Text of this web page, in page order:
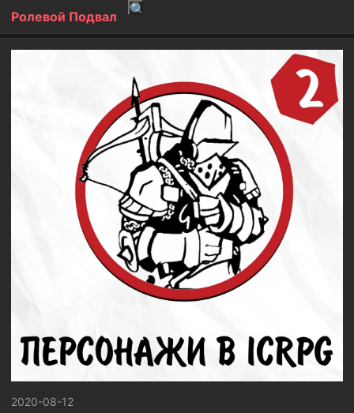
Ролевой Подвал
2020-08-12